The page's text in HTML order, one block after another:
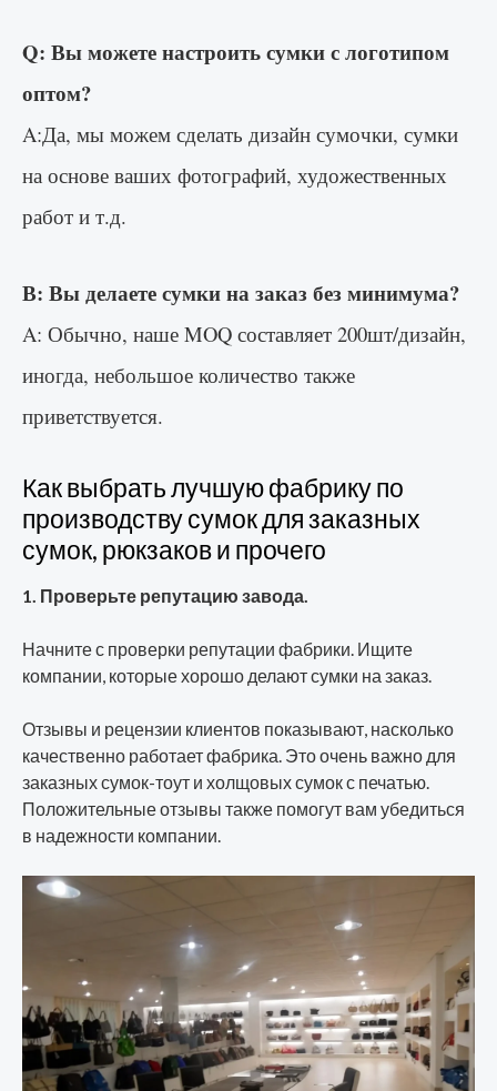
Q: Вы можете настроить сумки с логотипом
оптом?
A:Да, мы можем сделать дизайн сумочки, сумки
на основе ваших фотографий, художественных
работ и т.д.
В: Вы делаете сумки на заказ без минимума?
A: Обычно, наше MOQ составляет 200шт/дизайн,
иногда, небольшое количество также
приветствуется.
Как выбрать лучшую фабрику по
производству сумок для заказных
сумок, рюкзаков и прочего
1. Проверьте репутацию завода.
Начните с проверки репутации фабрики. Ищите
компании, которые хорошо делают сумки на заказ.
Отзывы и рецензии клиентов показывают, насколько
качественно работает фабрика. Это очень важно для
заказных сумок-тоут и холщовых сумок с печатью.
Положительные отзывы также помогут вам убедиться
в надежности компании.